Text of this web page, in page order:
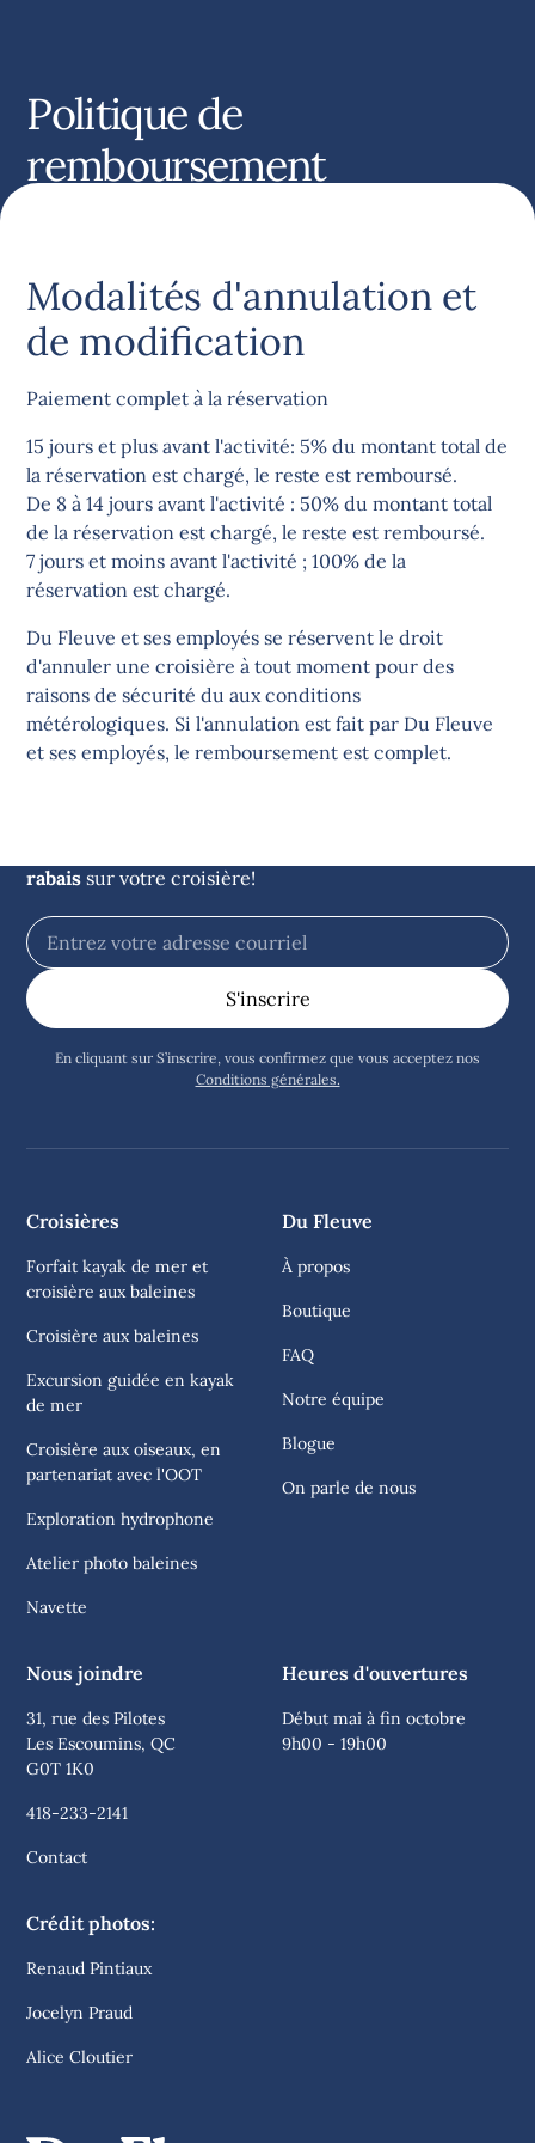
Politique de
remboursement
Modalités d'annulation et
de modification
Paiement complet à la réservation
15 jours et plus avant l'activité: 5% du montant total de
la réservation est chargé, le reste est remboursé.
De 8 à 14 jours avant l'activité : 50% du montant total
de la réservation est chargé, le reste est remboursé.
7 jours et moins avant l'activité ; 100% de la
réservation est chargé.
Du Fleuve et ses employés se réservent le droit
d'annuler une croisière à tout moment pour des
raisons de sécurité du aux conditions
métérologiques. Si l'annulation est fait par Du Fleuve
et ses employés, le remboursement est complet.
Restez informés des
rabais sur votre croisière!
En cliquant sur S’inscrire, vous confirmez que vous acceptez nos
Conditions générales.
Croisières
Forfait kayak de mer et
croisière aux baleines
Croisière aux baleines
Excursion guidée en kayak
de mer
Croisière aux oiseaux, en
partenariat avec l'OOT
Exploration hydrophone
Atelier photo baleines
Navette
Du Fleuve
À propos
Boutique
FAQ
Notre équipe
Blogue
On parle de nous
Nous joindre
31, rue des Pilotes
Les Escoumins, QC
G0T 1K0
418-233-2141
Contact
Heures d'ouvertures
Début mai à fin octobre
9h00 - 19h00
Crédit photos:
Renaud Pintiaux
Jocelyn Praud
Alice Cloutier